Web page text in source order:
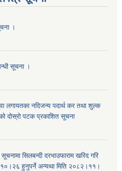
।
सूचना ।
लगायतका नदिजन्य पदार्थ कर तथा शुल्क
दोस्रो पटक प्रकाशित सूचना
सिलबन्दी दरभाउफाराम खरिद गरि
हुनुपर्ने अन्यथा मिति २०८२।११।